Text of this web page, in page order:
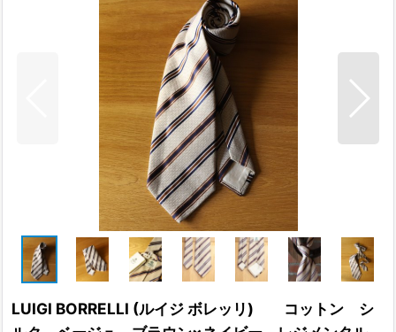
LUIGI BORRELLI (ルイジ ボレッリ) コットン シ